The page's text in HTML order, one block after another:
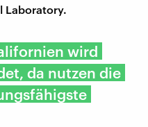
Laboratory.
wird
da nutzen die